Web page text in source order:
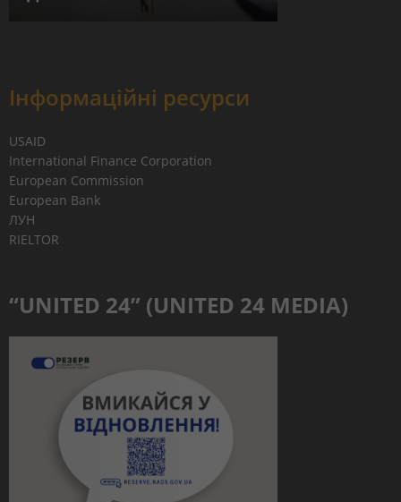
Інформаційні ресурси
USAID
International Finance Corporation
European Commission
European Bank
ЛУН
RIELTOR
“UNITED 24” (UNITED 24 MEDIA)